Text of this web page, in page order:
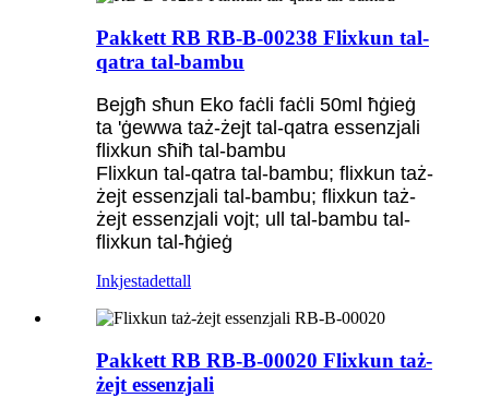
Pakkett RB RB-B-00238 Flixkun tal-
qatra tal-bambu
Bejgħ sħun Eko faċli faċli 50ml ħġieġ
ta 'ġewwa taż-żejt tal-qatra essenzjali
flixkun sħiħ tal-bambu
Flixkun tal-qatra tal-bambu; flixkun taż-
żejt essenzjali tal-bambu; flixkun taż-
żejt essenzjali vojt; ull tal-bambu tal-
flixkun tal-ħġieġ
Inkjestadettall
Pakkett RB RB-B-00020 Flixkun taż-
żejt essenzjali